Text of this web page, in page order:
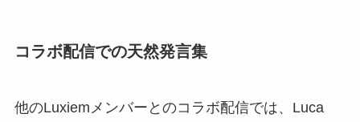
コラボ配信での天然発言集
他のLuxiemメンバーとのコラボ配信では、Luca